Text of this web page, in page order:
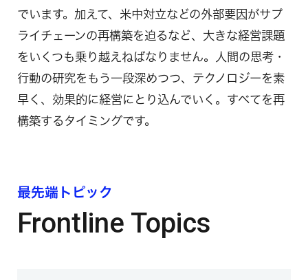
でいます。加えて、米中対立などの外部要因がサプ
ライチェーンの再構築を迫るなど、大きな経営課題
をいくつも乗り越えねばなりません。人間の思考・
行動の研究をもう一段深めつつ、テクノロジーを素
早く、効果的に経営にとり込んでいく。すべてを再
構築するタイミングです。
最先端トピック
Frontline Topics